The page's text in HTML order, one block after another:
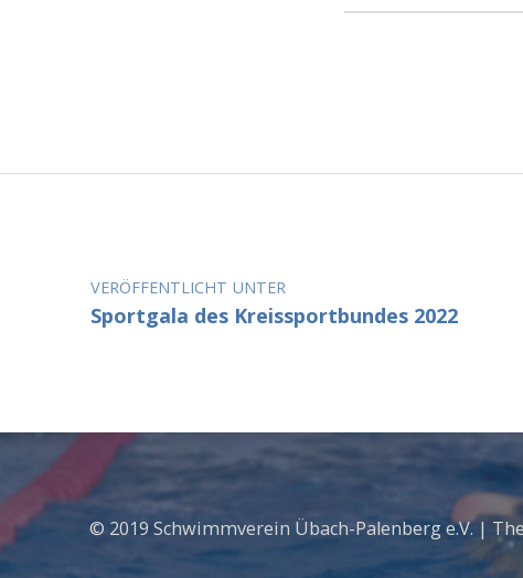
Zurück zur Hauptnavigation springen
Beitragsnavigation
VERÖFFENTLICHT UNTER
Sportgala des Kreissportbundes 2022
© 2019 Schwimmverein Übach-Palenberg e.V. |